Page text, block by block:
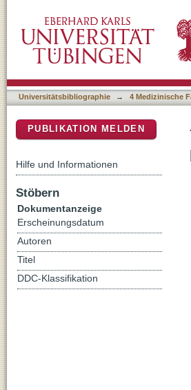
Device in a 2-years-old Girl
Universitätsbibliographie → 4 Medizinische
PUBLIKATION MELDEN
Hilfe und Informationen
Stöbern
Dokumentanzeige
Erscheinungsdatum
Autoren
Titel
DDC-Klassifikation